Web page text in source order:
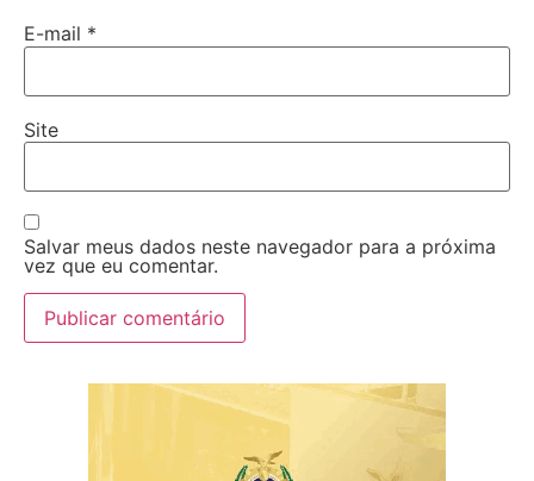
E-mail *
Site
Salvar meus dados neste navegador para a próxima
vez que eu comentar.